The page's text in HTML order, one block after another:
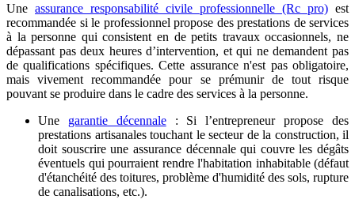
Une assurance responsabilité civile professionnelle (Rc pro) est
recommandée si le professionnel propose des prestations de services
à la personne qui consistent en de petits travaux occasionnels, ne
dépassant pas deux heures d’intervention, et qui ne demandent pas
de qualifications spécifiques. Cette assurance n'est pas obligatoire,
mais vivement recommandée pour se prémunir de tout risque
pouvant se produire dans le cadre des services à la personne.
Une garantie décennale: Si l’entrepreneur propose des
prestations artisanales touchant le secteur de la construction, il
doit souscrire une assurance décennale qui couvre les dégâts
éventuels qui pourraient rendre l'habitation inhabitable (défaut
d'étanchéité des toitures, problème d'humidité des sols, rupture
de canalisations, etc.).